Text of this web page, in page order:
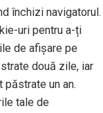
închizi navigatorul.
uri pentru a-ți
de afișare pe
două zile, iar
un an.
tale de